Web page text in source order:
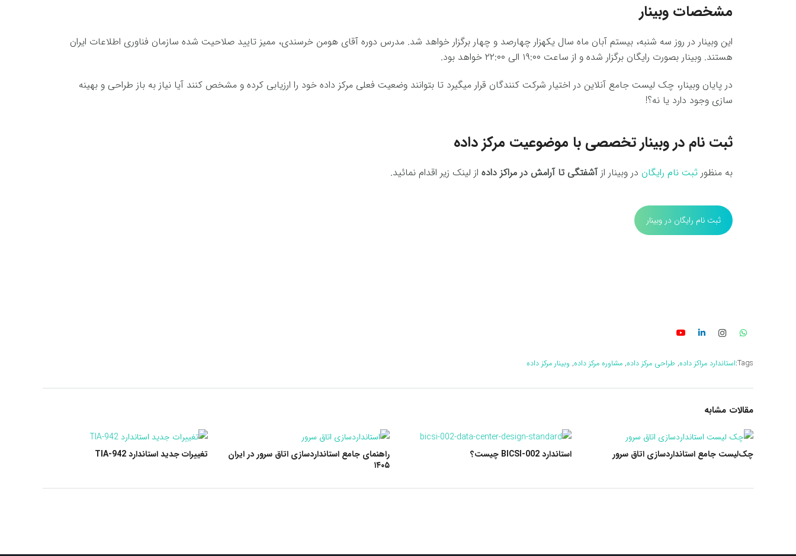
مشخصات وبینار
این وبینار در روز سه شنبه، بیستم آبان ماه سال یکهزار چهارصد و چهار برگزار خواهد شد. مدرس دوره آقای هومن خرسندی، ممیز تایید صلاحیت شده سازمان فناوری اطلاعات ایران
هستند. وبینار بصورت رایگان برگزار شده و از ساعت ۱۹:۰۰ الی ۲۲:۰۰ خواهد بود.
در پایان وبینار، چک لیست جامع آنلاین در اختیار شرکت کنندگان قرار میگیرد تا بتوانند وضعیت فعلی مرکز داده خود را ارزیابی کرده و مشخص کنند آیا نیاز به باز طراحی و بهینه
سازی وجود دارد یا نه؟!
ثبت نام در وبینار تخصصی با موضوعیت مرکز داده
به منظور ثبت نام رایگان در وبینار ازآشفتگی تا آرامش در مراکز داده از لینک زیر اقدام نمائید.
ثبت نام رایگان در وبینار
Tags: استاندارد مراکز داده, طراحی مرکز داده, مشاوره مرکز داده, وبینار مرکز داده
مقالات مشابه
چک‌لیست جامع استانداردسازی اتاق سرور استاندارد BICSI-002 چیست؟
راهنمای جامع استانداردسازی اتاق سرور در ایران
۱۴۰۵
تغییرات جدید استاندارد TIA-942